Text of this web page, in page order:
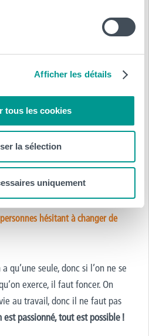
Afficher les détails
tous les cookies
la sélection
uniquement
que ce soit au niveau administratif,
chaque enfant. Ensuite, il faut
qu’enseignant, on donne un
enfants peuvent reproduire nos
plaît plus dans le métier
il faut foncer ».
hésitant à changer de
qu’une seule, donc si l’on ne se
exerce, il faut foncer. On
au travail, donc il ne faut pas
est passionné, tout est possible !